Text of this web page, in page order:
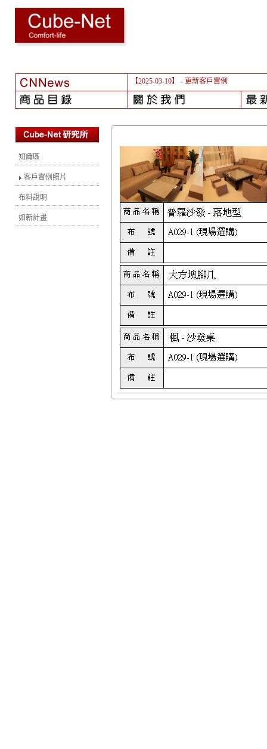
【2025-03-10】 - 更新客戶實例
知識區
客戶實例照片
布料說明
如新計畫